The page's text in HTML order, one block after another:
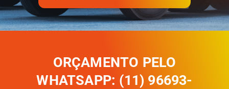
ORÇAMENTO PELO
WHATSAPP: (11) 96693-